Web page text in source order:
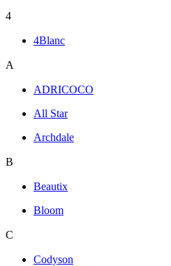
4
4Blanc
A
ADRICOCO
All Star
Archdale
B
Beautix
Bloom
C
Codyson